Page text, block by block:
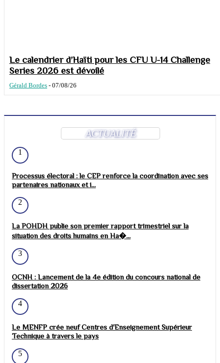
Le calendrier d’Haïti pour les CFU U-14 Challenge
Series 2026 est dévoilé
Gérald Bordes - 07/08/26
ACTUALITÉ
1
Processus électoral : le CEP renforce la coordination avec ses
partenaires nationaux et i...
2
La POHDH publie son premier rapport trimestriel sur la
situation des droits humains en Ha�...
3
OCNH : Lancement de la 4e édition du concours national de
dissertation 2026
4
Le MENFP crée neuf Centres d'Enseignement Supérieur
Technique à travers le pays
5